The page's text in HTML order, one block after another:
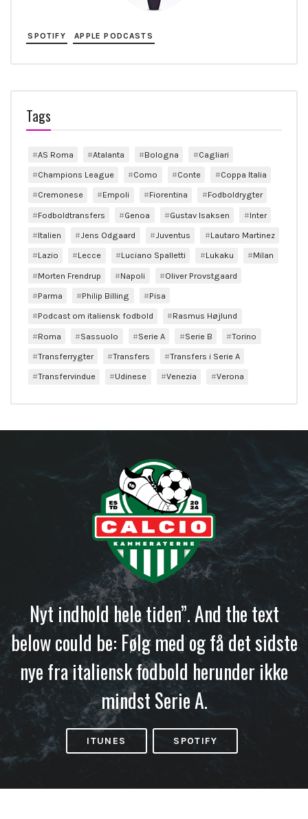
SPOTIFY APPLE PODCASTS
Tags
AS Roma Atalanta Bologna
Cagliari
Champions League
Como Conte
Coppa Italia
Cremonese
Empoli Fiorentina
Fodboldrygter
Fodboldtransfers
Genoa Gustav Isaksen
Inter
Italien
Jens Odgaard Juventus
Lautaro Martinez
Lazio
Lecce Luciano Spalletti Lukaku
Milan
Morten Frendrup
Napoli
Oliver Provstgaard
Parma
Philip Billing
Pisa
Podcast om italiensk fodbold
Rasmus Højlund
Roma
Sassuolo Serie A Serie B
Torino
Transferrygter
Transfers
Transfers i Serie A
Transfervindue
Udinese Venezia Verona
Nyt indhold hele tiden”. And the text
below could be: Følg med og få det sidste
nye fra italiensk fodbold herunder ikke
mindst Serie A.
ITUNES SPOTIFY